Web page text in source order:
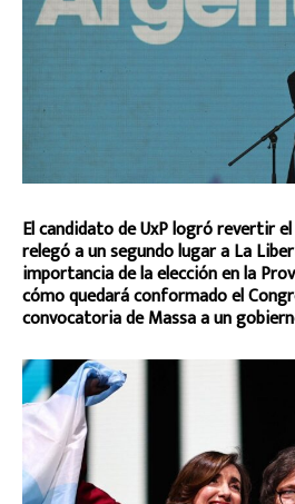
El candidato de UxP logró revertir
relegó a un segundo lugar a La
importancia de la elección en la
cómo quedará conformado el
convocatoria de Massa a un